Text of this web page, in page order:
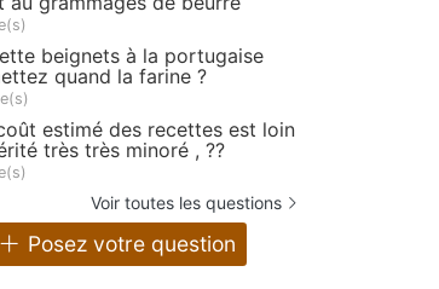
beignets à la portugaise
quand la farine ?
estimé des recettes est loin
très très minoré , ??
Voir toutes les questions
Posez votre question